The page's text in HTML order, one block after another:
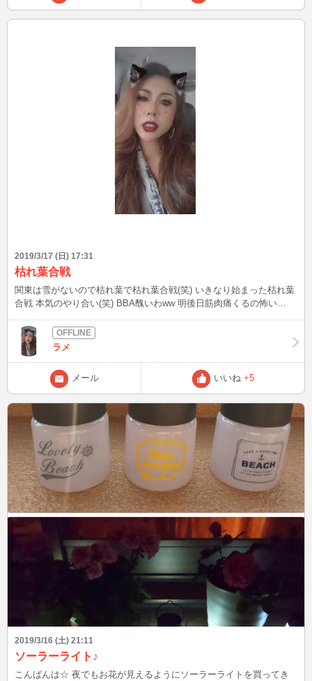
2019/3/17 (日) 17:31
枯れ葉合戦
関東は雪がないので枯れ葉で枯れ葉合戦(笑) いきなり始まった枯れ葉
合戦 本気のやり合い(笑) BBA醜いわww 明後日筋肉痛くるの怖い
シュできるか分からないけどしてきます 持っていくのとか準備する
のつーかーれーたー 全然ワクワクなんてしながら支度できないー 誰
ラメ
メール いいね +5
2019/3/16 (土) 21:11
ソーラーライト♪
こんばんは☆ 夜でもお花が見えるようにソーラーライトを買ってき